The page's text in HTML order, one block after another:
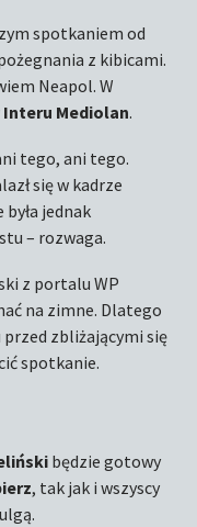
spotkaniem od
z kibicami.
Neapol. W
Interu Mediolan.
tego, ani tego.
się w kadrze
jednak
– rozwaga.
z portalu WP
na zimne. Dlatego
zbliżającymi się
spotkanie.
będzie gotowy
, tak jak i wszyscy